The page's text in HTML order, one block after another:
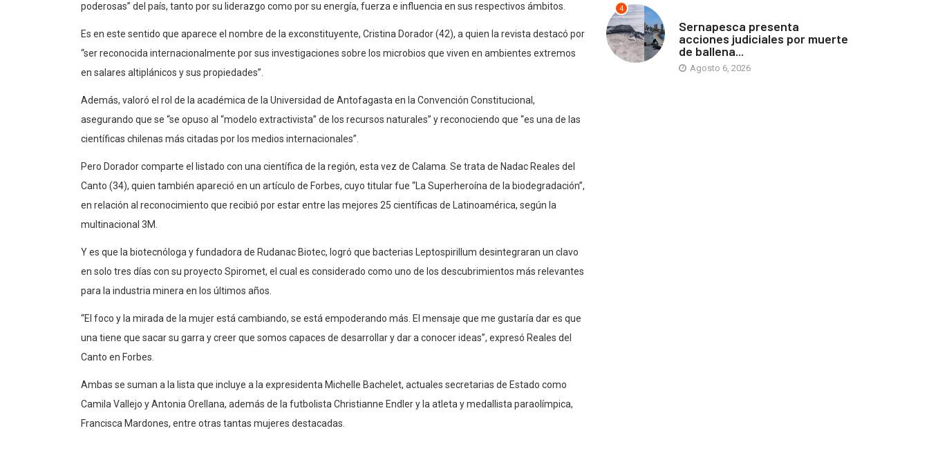
poderosas” del país, tanto por su liderazgo como por su energía, fuerza e influencia en sus respectivos ámbitos.
Es en este sentido que aparece el nombre de la exconstituyente, Cristina Dorador (42), a quien la revista destacó por
“ser reconocida internacionalmente por sus investigaciones sobre los microbios que viven en ambientes extremos
en salares altiplánicos y sus propiedades”.
Además, valoró el rol de la académica de la Universidad de Antofagasta en la Convención Constitucional,
asegurando que se “se opuso al “modelo extractivista” de los recursos naturales” y reconociendo que “es una de las
científicas chilenas más citadas por los medios internacionales”.
Pero Dorador comparte el listado con una científica de la región, esta vez de Calama. Se trata de Nadac Reales del
Canto (34), quien también apareció en un artículo de Forbes, cuyo titular fue “La Superheroína de la biodegradación”,
en relación al reconocimiento que recibió por estar entre las mejores 25 científicas de Latinoamérica, según la
multinacional 3M.
Y es que la biotecnóloga y fundadora de Rudanac Biotec, logró que bacterias Leptospirillum desintegraran un clavo
en solo tres días con su proyecto Spiromet, el cual es considerado como uno de los descubrimientos más relevantes
para la industria minera en los últimos años.
“El foco y la mirada de la mujer está cambiando, se está empoderando más. El mensaje que me gustaría dar es que
una tiene que sacar su garra y creer que somos capaces de desarrollar y dar a conocer ideas”, expresó Reales del
Canto en Forbes.
Ambas se suman a la lista que incluye a la expresidenta Michelle Bachelet, actuales secretarias de Estado como
Camila Vallejo y Antonia Orellana, además de la futbolista Christianne Endler y la atleta y medallista paraolímpica,
Francisca Mardones, entre otras tantas mujeres destacadas.
4
Sernapesca presenta
acciones judiciales por muerte
de ballena...
Agosto 6, 2026